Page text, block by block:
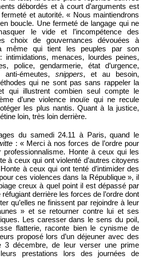
débordés et à court d’arguments est
et autorité. « Nous maintiendrons
boucle. Une fermeté de langage qui ne
le vide et l’incompétence des
choix de gouvernances dévouées à
là même qui tient les peuples par son
intimidations, menaces, lourdes peines,
police, gendarmerie, état d’urgence,
anti-émeutes, snippers, et au besoin,
qui ne sont pas sans rappeler la
qui illustrent combien seul compte le
d’une violence inouïe qui ne recule
les plus nantis. Quant à la justice,
loin, très loin derrière.
du samedi 24.11 à Paris, quand le
: « Merci à nos forces de l’ordre pour
professionnalisme. Honte à ceux qui les
à ceux qui ont violenté d’autres citoyens
à ceux qui ont tenté d’intimider des
ces violences dans la République », il
creux à quel point il est dépassé par
derrière les forces de l’ordre dont
qu’elles ne finissent par rejoindre à leur
» et se retourner contre lui et ses
Les caresser dans le sens du poil,
flatterie, raconte bien le cynisme de
proposé lors d’un déjeuner avec des
3 décembre, de leur verser une prime
prestations lors des journées de